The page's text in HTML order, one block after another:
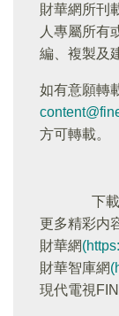
財華網所刊
人專屬所有
編、複製及
如有意願轉
方可轉載。
下
更多精彩内
財華網
財華智庫網
現代電視